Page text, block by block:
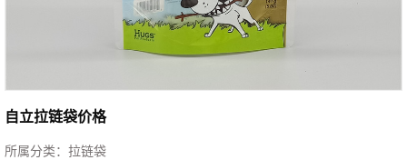
自立拉链袋价格
所属分类： 拉链袋